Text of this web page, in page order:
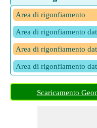
Area di rigonfiamento
Area di rigonfiamento
Area di rigonfiamento
Area di rigonfiamento
Scaricamento